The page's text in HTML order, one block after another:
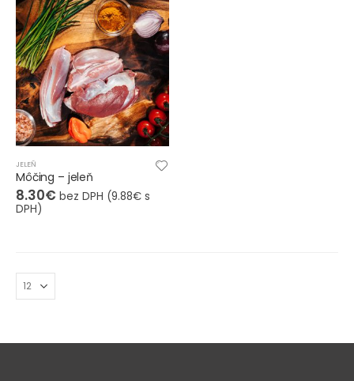
JELEŇ
Môčing – jeleň
8.30€ bez DPH (9.88€ s
DPH)